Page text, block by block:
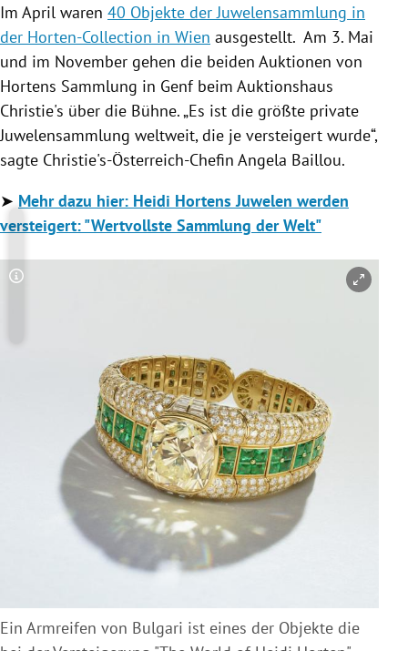
Im April waren 40 Objekte der Juwelensammlung in
der Horten-Collection in Wien ausgestellt. Am 3. Mai
und im November gehen die beiden Auktionen von
Hortens Sammlung in Genf beim Auktionshaus
Christie's über die Bühne. „Es ist die größte private
Juwelensammlung weltweit, die je versteigert wurde“,
sagte Christie's-Österreich-Chefin Angela Baillou.
➤ Mehr dazu hier: Heidi Hortens Juwelen werden
versteigert: "Wertvollste Sammlung der Welt"
Copyright-Hinweis öffnen/schließen
Ein Armreifen von Bulgari ist eines der Objekte die